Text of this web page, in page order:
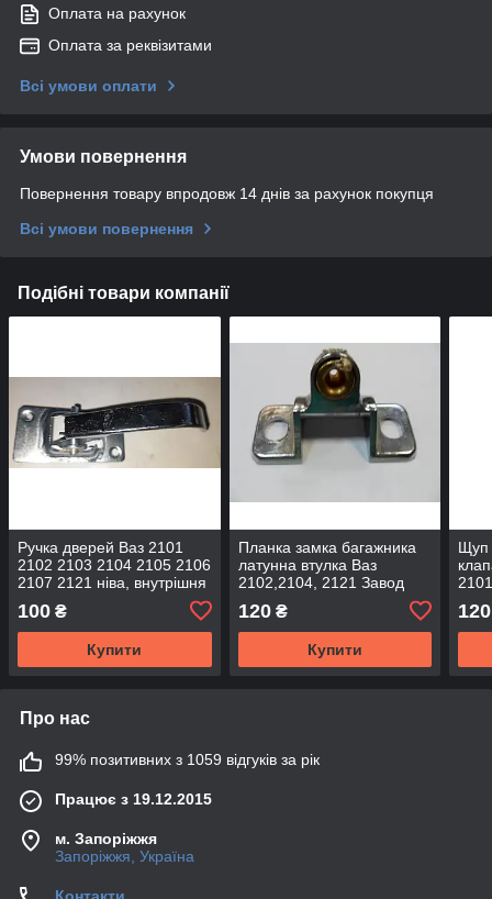
Оплата на рахунок
Оплата за реквізитами
Всі умови оплати
Умови повернення
Повернення товару впродовж 14 днів за рахунок покупця
Всі умови повернення
Подібні товари компанії
Ручка дверей Ваз 2101
2102 2103 2104 2105 2106
2107 2121 ніва, внутрішня
Flagmus
100 ₴
Купити
Планка замка багажника
латунна втулка Ваз
2102,2104, 2121 Завод
120₴
Купити
Щуп
120
Про нас
99% позитивних з 1059 відгуків за рік
Працює з 19.12.2015
м. Запоріжжя
Запоріжжя, Україна